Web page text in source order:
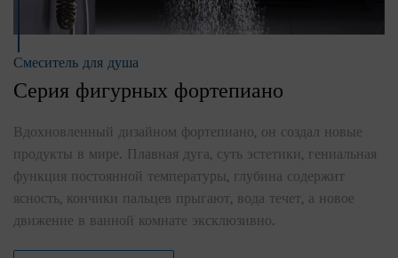
Смеситель для душа
Серия фигурных фортепиано
Вдохновленный дизайном фортепиано, он создал новые
продукты в мире. Плавная дуга, суть эстетики, гениальная
функция постоянной температуры, глубина содержит
ясность, кончики пальцев прыгают, вода течет, а новое
движение в ванной комнате эксклюзивно.